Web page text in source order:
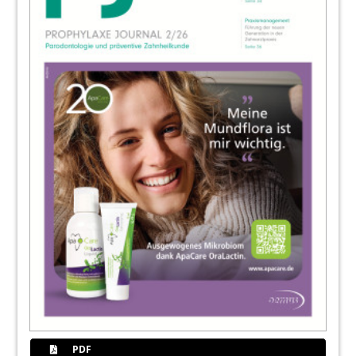
ZWP Designpreis 2021: Machen Sie mit im
Jubiläumsjahr!
Innovatives Prophylaxekonzept trifft auf
Campus und Coaching
Christin Bunn
Wann Mundspülungen sinnvoll sind ...
Benedikta Springer
Marburg – 2. Deutscher
Präventionskongress der DGPZM
Tipps für die häusliche Zahnpflege
Redaktion
46
Redaktion
PDF